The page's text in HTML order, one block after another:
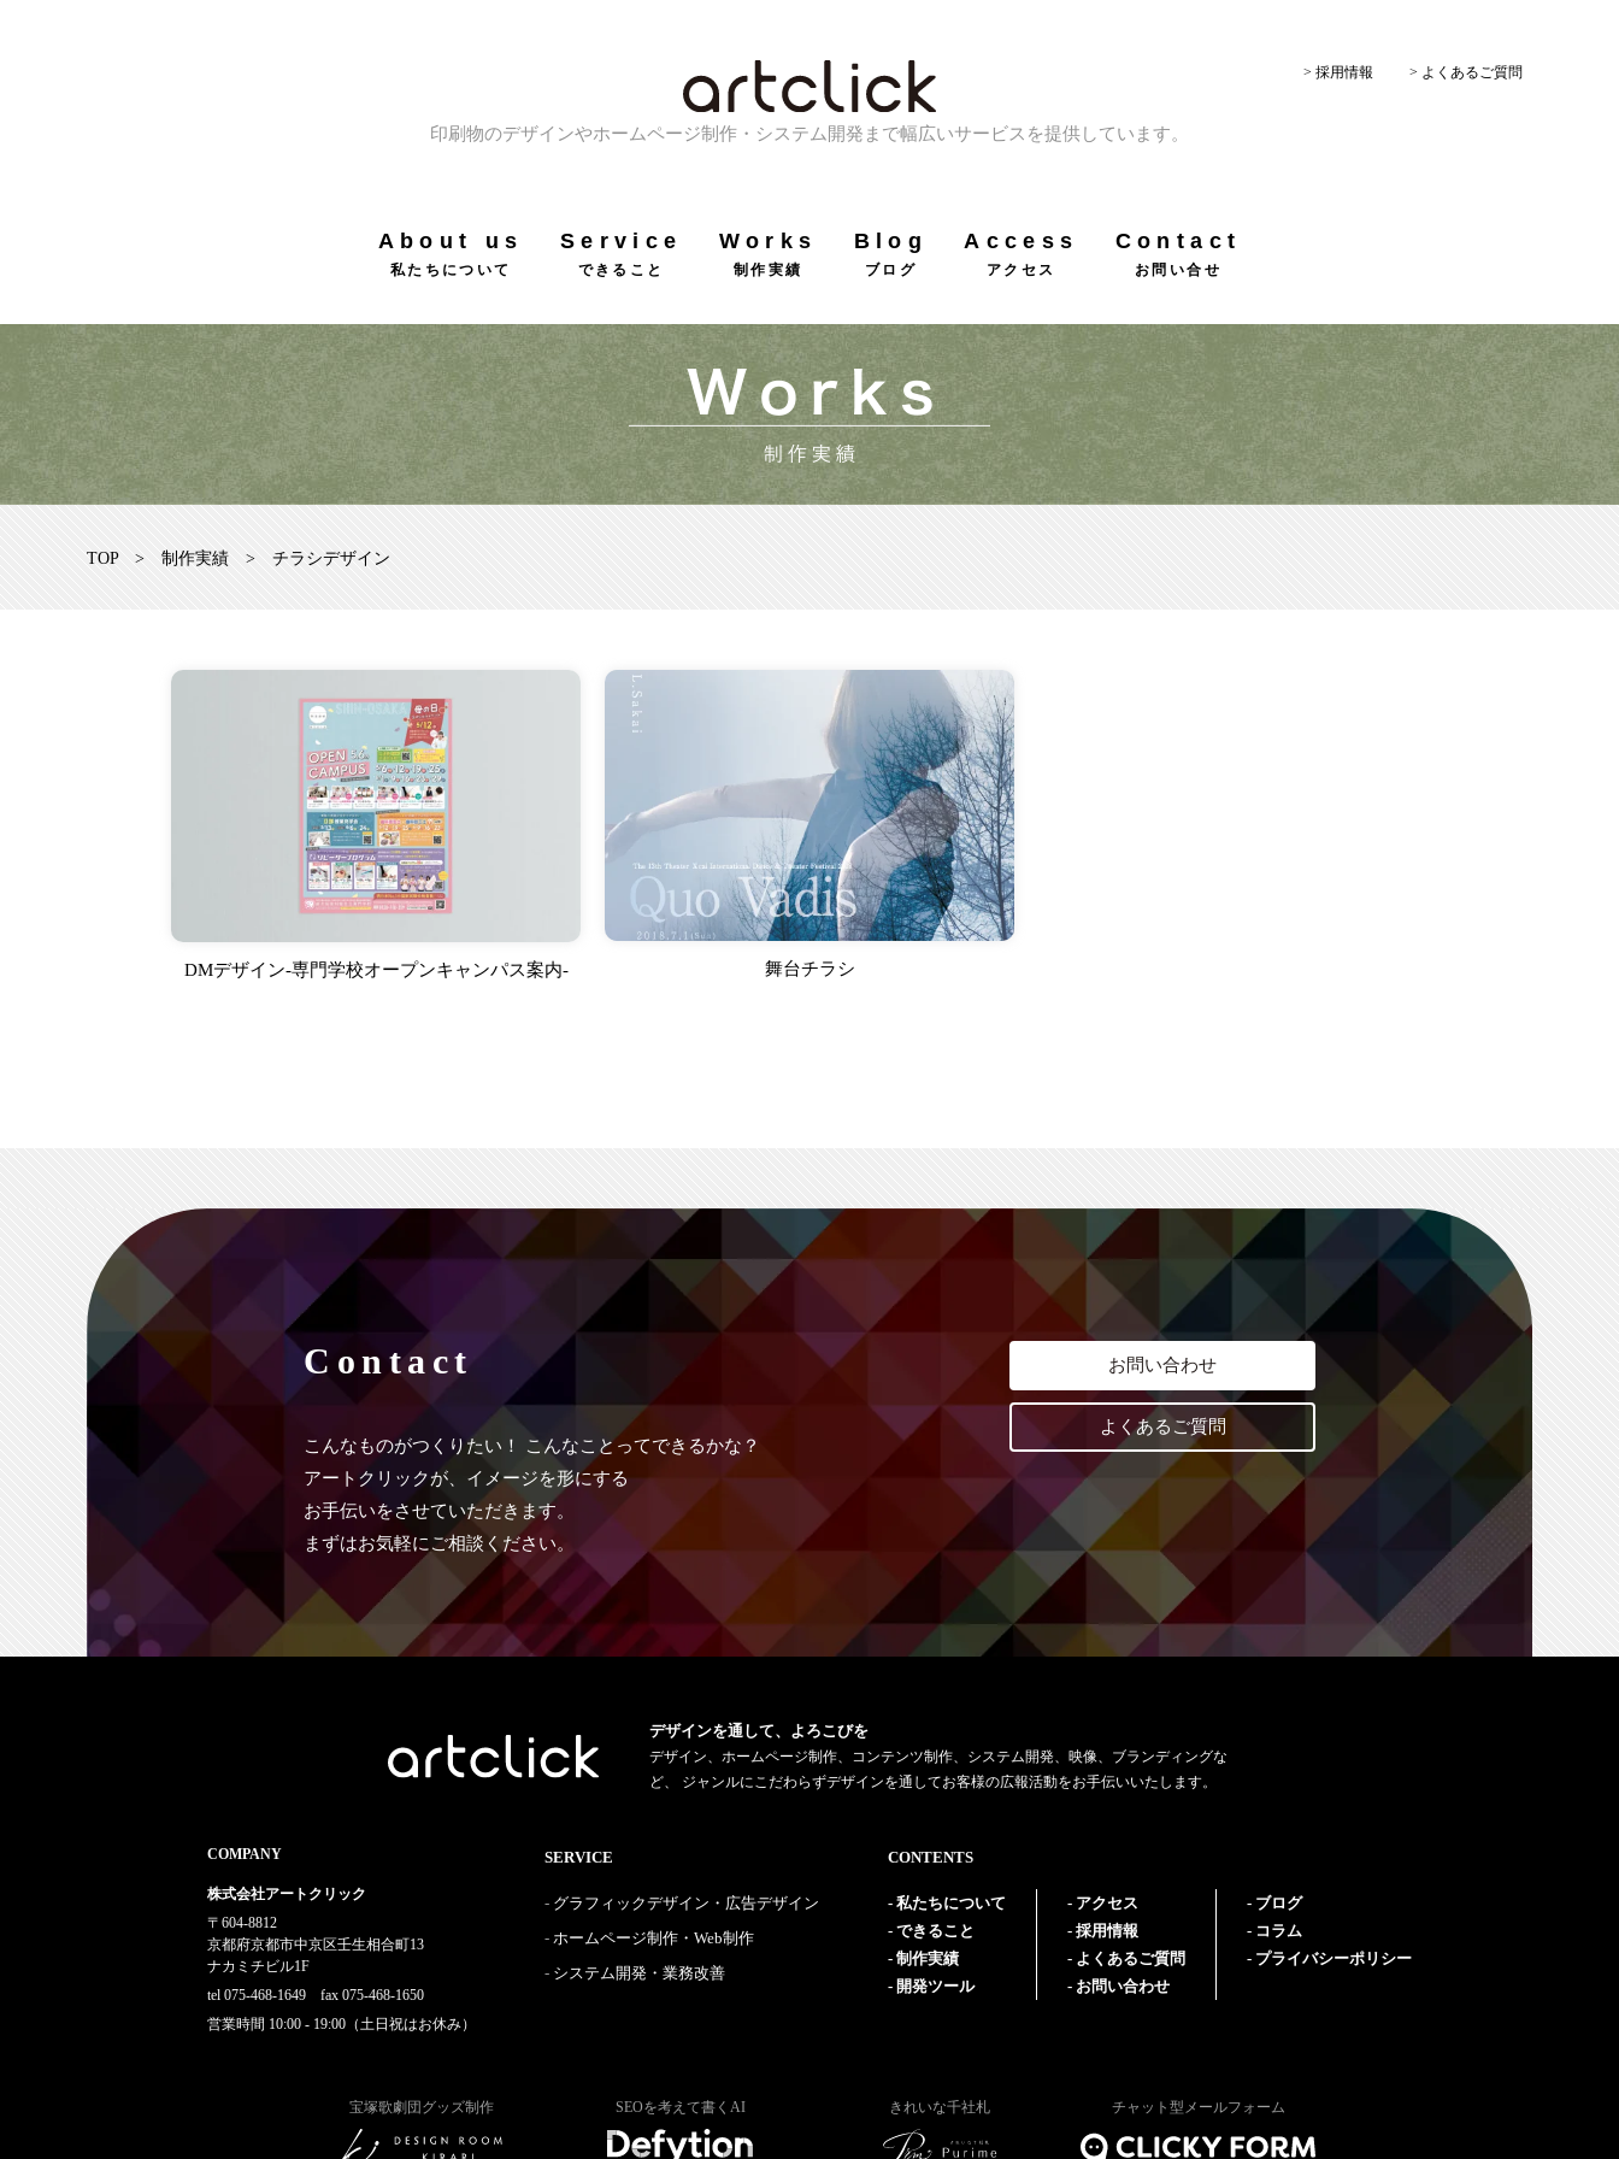
印刷物のデザインやホームページ制作・システム開発まで幅広いサービスを提供しています。
About us
私たちについて
Service
できること
Works
制作実績
Blog
ブログ
Access
アクセス
Contact
お問い合せ
> 採用情報 > よくあるご質問
TOP > 制作実績 > チラシデザイン
DMデザイン-専門学校オープンキャンパス案内- 舞台チラシ
Contact
こんなものがつくりたい！
こんなことってできるかな？
アートクリックが、イメージを形にする
お手伝いをさせていただきます。
まずはお気軽にご相談ください。
お問い合わせ
よくあるご質問
デザインを通して、よろこびを
デザイン、ホームページ制作、コンテンツ制作、システム開発、映像、ブランディングな
ど、 ジャンルにこだわらずデザインを通してお客様の広報活動をお手伝いいたします。
COMPANY
株式会社アートクリック
〒604-8812
京都府京都市中京区壬生相合町13
ナカミチビル1F
tel 075-468-1649 fax 075-468-1650
営業時間 10:00 - 19:00（土日祝はお休み）
SERVICE
グラフィックデザイン・広告デザイン
ホームページ制作・Web制作
システム開発・業務改善
CONTENTS
私たちについて
できること
制作実績
開発ツール
アクセス
採用情報
よくあるご質問
お問い合わせ
ブログ
コラム
プライバシーポリシー
宝塚歌劇団グッズ制作 SEOを考えて書くAI きれいな千社札 チャット型メールフォーム